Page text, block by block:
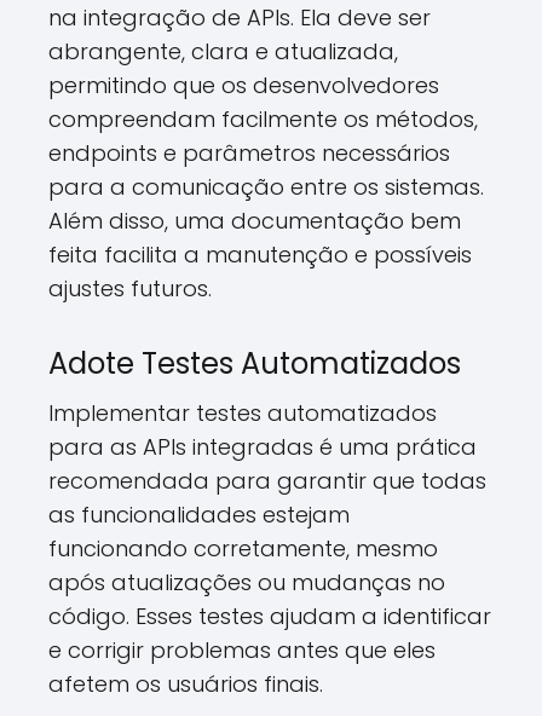
na integração de APIs. Ela deve ser
abrangente, clara e atualizada,
permitindo que os desenvolvedores
compreendam facilmente os métodos,
endpoints e parâmetros necessários
para a comunicação entre os sistemas.
Além disso, uma documentação bem
feita facilita a manutenção e possíveis
ajustes futuros.
Adote Testes Automatizados
Implementar testes automatizados
para as APIs integradas é uma prática
recomendada para garantir que todas
as funcionalidades estejam
funcionando corretamente, mesmo
após atualizações ou mudanças no
código. Esses testes ajudam a identificar
e corrigir problemas antes que eles
afetem os usuários finais.